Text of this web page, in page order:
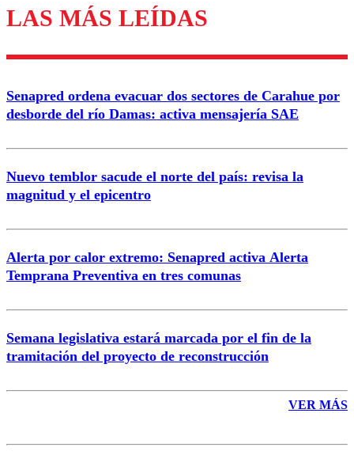
Los comentarios son moderados para garantizar un
diálogo respetuoso.
Nombre
Correo
LAS MÁS LEÍDAS
Senapred ordena evacuar dos sectores de Carahue por
desborde del río Damas: activa mensajería SAE
Nuevo temblor sacude el norte del país: revisa la
magnitud y el epicentro
Alerta por calor extremo: Senapred activa Alerta
Temprana Preventiva en tres comunas
Semana legislativa estará marcada por el fin de la
tramitación del proyecto de reconstrucción
VER MÁS